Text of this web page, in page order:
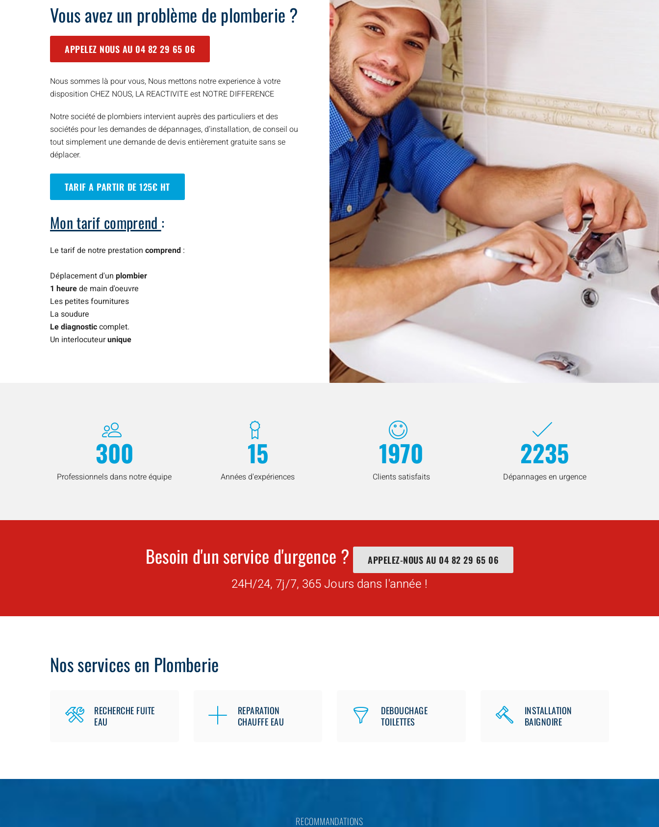
Vous avez un problème de plomberie ?
APPELEZ NOUS AU 04 82 29 65 06
Nous sommes là pour vous, Nous mettons notre experience à votre
disposition CHEZ NOUS, LA REACTIVITE est NOTRE DIFFERENCE
Notre société de plombiers intervient auprès des particuliers et des
sociétés pour les demandes de dépannages, d’installation, de conseil ou
tout simplement une demande de devis entièrement gratuite sans se
déplacer.
TARIF A PARTIR DE 125€ HT
Mon tarif comprend :
Le tarif de notre prestation comprend :
Déplacement d'un plombier
1 heurede main d'oeuvre
Les petites fournitures
La soudure
Le diagnosticcomplet.
Un interlocuteurunique
300
Professionnels dans notre équipe
15
Années d'expériences
1970
Clients satisfaits
2235
Dépannages en urgence
Besoin d'un service d'urgence ? APPELEZ-NOUS AU 04 82 29 65 06
24H/24, 7j/7, 365 Jours dans l'année !
Nos services en Plomberie
RECHERCHE FUITE
EAU
REPARATION
CHAUFFE EAU
DEBOUCHAGE
TOILETTES
INSTALLATION
BAIGNOIRE
RECOMMANDATIONS